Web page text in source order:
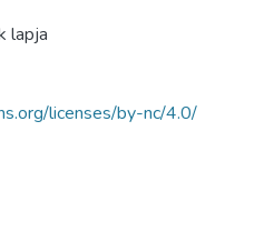
lapja
licenses/by-nc/4.0/